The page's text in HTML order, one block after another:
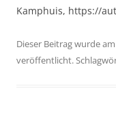
Kamphuis, https://
Dieser Beitrag wurde am
veröffentlicht.